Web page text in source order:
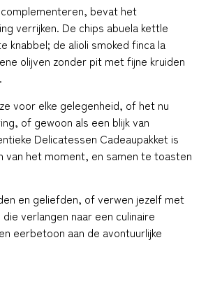
bevat het
verrijken. De chips abuela kettle
de alioli smoked finca la
olijven zonder pit met fijne kruiden
voor elke gelegenheid, of het nu
of gewoon als een blijk van
Delicatessen Cadeaupakket is
het moment, en samen te toasten
en geliefden, of verwen jezelf met
verlangen naar een culinaire
eerbetoon aan de avontuurlijke